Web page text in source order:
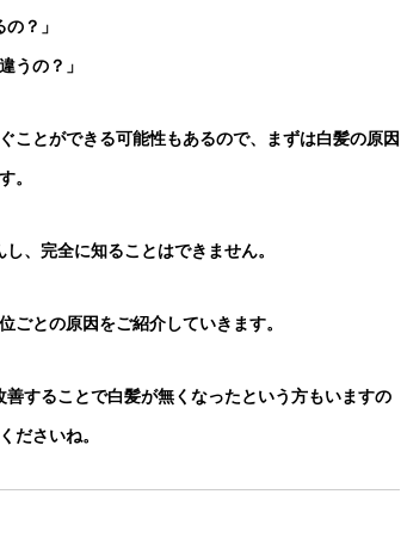
？」
うの？」
ことができる可能性もあるので、まずは白髪の原因
。
、完全に知ることはできません。
ごとの原因をご紹介していきます。
することで白髪が無くなったという方もいますの
ださいね。